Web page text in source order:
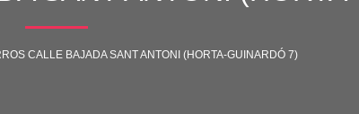
CALLE BAJADA SANT ANTONI (HORTA-GUINARDÓ 7)